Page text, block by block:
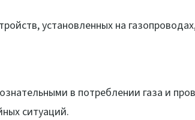
установленных на
в потреблении газа и
ситуаций.